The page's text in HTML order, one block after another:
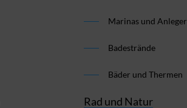
Marinas und Anleger
Badestrände
Bäder und Thermen
Rad und Natur